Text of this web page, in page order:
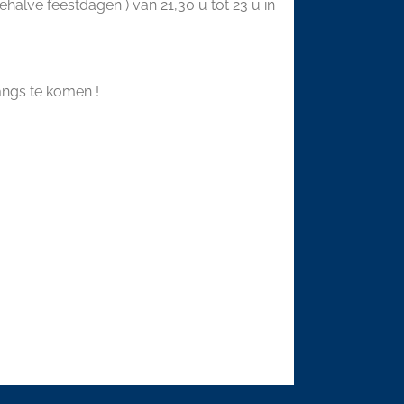
feestdagen ) van 21,30 u tot 23 u in
te komen !